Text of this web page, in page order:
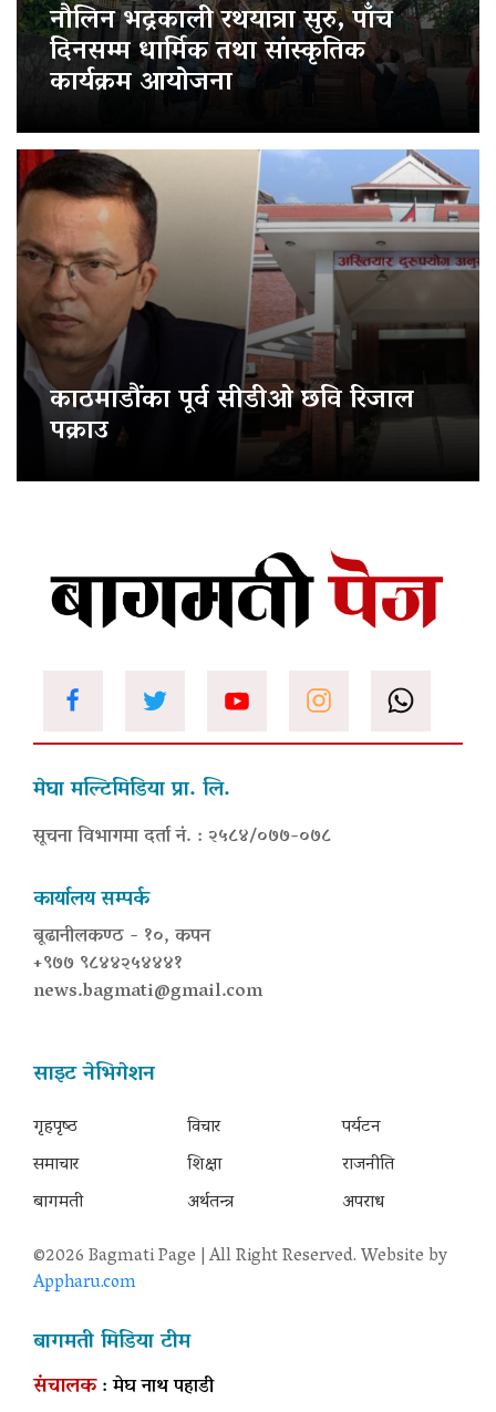
नौलिन भद्रकाली रथयात्रा सुरु, पाँच
दिनसम्म धार्मिक तथा सांस्कृतिक
कार्यक्रम आयोजना
काठमाडौंका पूर्व सीडीओ छवि रिजाल
पक्राउ
मेघा मल्टिमिडिया प्रा. लि.
सूचना विभागमा दर्ता नं. : २५८४/०७७-०७८
कार्यालय सम्पर्क
बूढानीलकण्ठ - १०, कपन
+९७७ ९८४४२५४४४१
news.bagmati@gmail.com
साइट नेभिगेशन
गृहपृष्‍ठ
समाचार
बागमती
विचार
शिक्षा
अर्थतन्त्र
पर्यटन
राजनीति
अपराध
©2026 Bagmati Page | All Right Reserved. Website by
Appharu.com
बागमती मिडिया टीम
संचालक: मेघ नाथ पहाडी